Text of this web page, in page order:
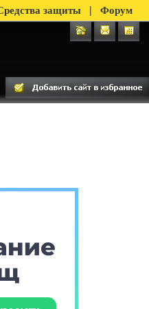
защиты | Форум